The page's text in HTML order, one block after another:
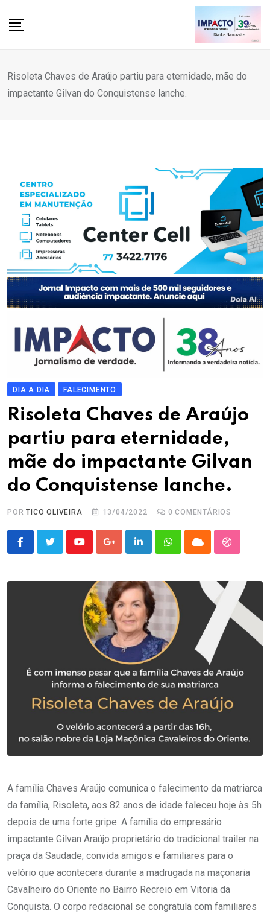
Risoleta Chaves de Araújo partiu para eternidade, mãe do
impactante Gilvan do Conquistense lanche.
DIA A DIA FALECIMENTO
Risoleta Chaves de Araújo
partiu para eternidade,
mãe do impactante Gilvan
do Conquistense lanche.
PORTICO OLIVEIRA 13/04/2022 0 COMENTÁRIOS
YoutubeGoogle+LinkedInWhatsappCloud
A família Chaves Araújo comunica o falecimento da matriarca
da família, Risoleta, aos 82 anos de idade faleceu hoje às 5h
depois de uma forte gripe. A família do empresário
impactante Gilvan Araújo proprietário do tradicional trailer na
praça da Saudade, convida amigos e familiares para o
velório que acontecera durante a madrugada na maçonaria
Cavalheiro do Oriente no Bairro Recreio em Vitoria da
Conquista. O corpo redacional se congratula com familiares